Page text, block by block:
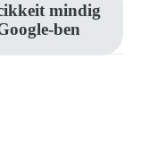
mindig
ben